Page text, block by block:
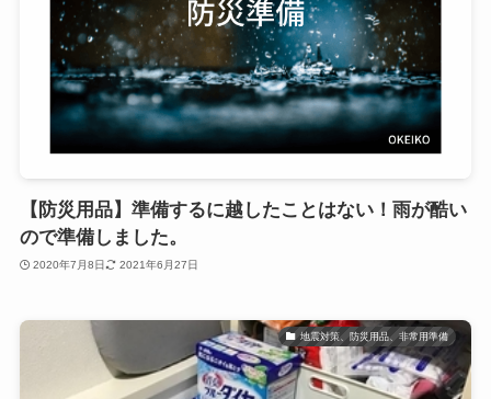
【防災用品】準備するに越したことはない！雨が酷い
ので準備しました。
2020年7月8日 2021年6月27日
地震対策、防災用品、非常用準備